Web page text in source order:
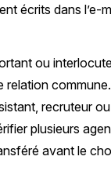
écrits dans
ou
relation commune.
recruteur
plusieurs
avant le